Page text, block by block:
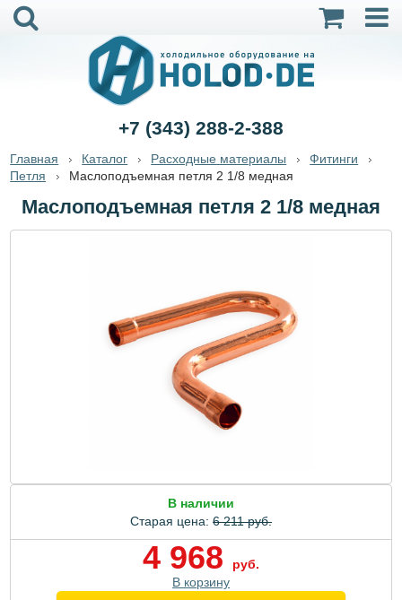
+7 (343) 288-2-388
Главная Каталог Расходные материалы
Фитинги
Петля
Маслоподъемная петля 2 1/8 медная
Маслоподъемная петля 2 1/8 медная
В наличии
Старая цена: 6 211 руб.
4 968
руб.
В корзину